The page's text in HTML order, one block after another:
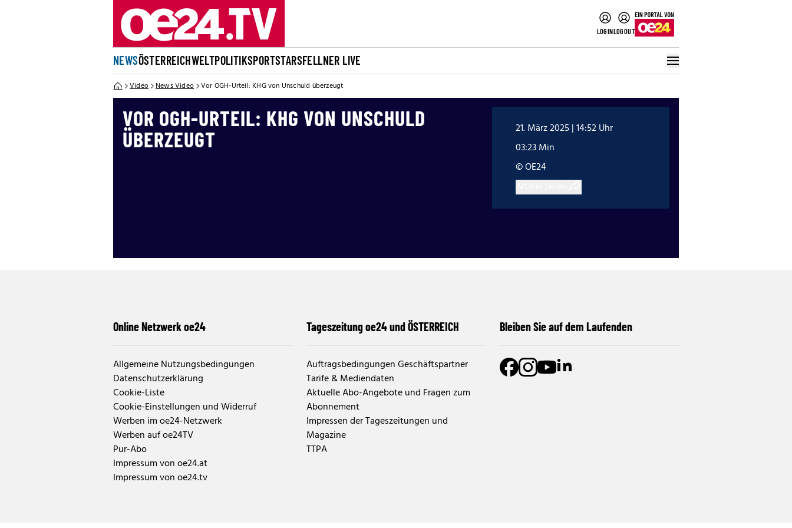
LOGINLOGOUT
NEWSÖSTERREICHWELTPOLITIKSPORTSTARSFELLNER LIVE
Video News Video Vor OGH-Urteil: KHG von Unschuld überzeugt
VOR OGH-URTEIL: KHG VON UNSCHULD
ÜBERZEUGT
21. März 2025 | 14:52 Uhr
03:23 Min
© OE24
Online Netzwerk oe24
Allgemeine Nutzungsbedingungen
Datenschutzerklärung
Cookie-Liste
Cookie-Einstellungen und Widerruf
Werben im oe24-Netzwerk
Werben auf oe24TV
Pur-Abo
Impressum von oe24.at
Impressum von oe24.tv
Tageszeitung oe24 und ÖSTERREICH
Auftragsbedingungen Geschäftspartner
Tarife & Mediendaten
Aktuelle Abo-Angebote und Fragen zum
Abonnement
Impressen der Tageszeitungen und
Magazine
TTPA
Bleiben Sie auf dem Laufenden